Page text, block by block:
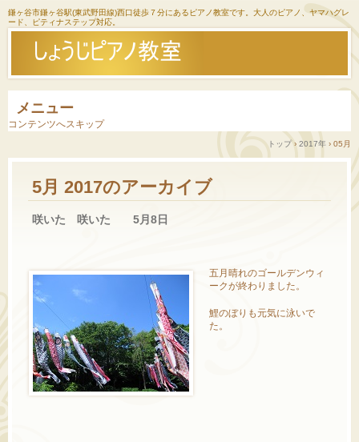
鎌ヶ谷市鎌ヶ谷駅(東武野田線)西口徒歩７分にあるピアノ教室です。大人のピアノ、ヤマハグレ
ード、ピティナステップ対応。
メニュー
コンテンツへスキップ
トップ › 2017年 › 05月
5月 2017のアーカイブ
咲いた 咲いた 5月8日
五月晴れのゴールデンウィ
ークが終わりました。
鯉のぼりも元気に泳いで
た。